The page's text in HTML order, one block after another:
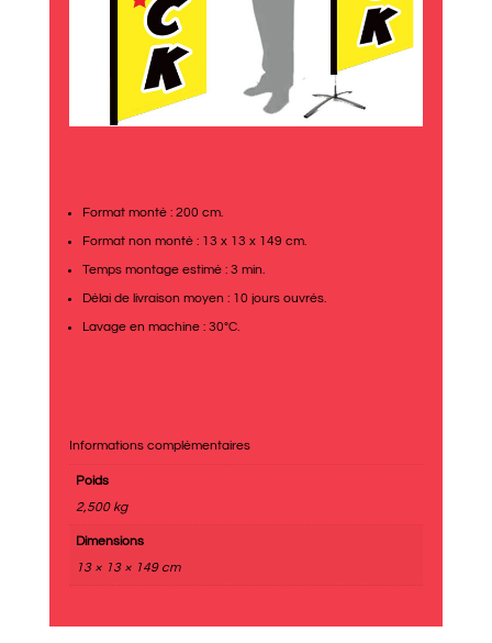
Format monté : 200 cm.
Format non monté : 13 x 13 x 149 cm.
Temps montage estimé : 3 min.
Délai de livraison moyen : 10 jours ouvrés.
Lavage en machine : 30°C.
Informations complémentaires
Poids
2,500 kg
Dimensions
13 × 13 × 149 cm